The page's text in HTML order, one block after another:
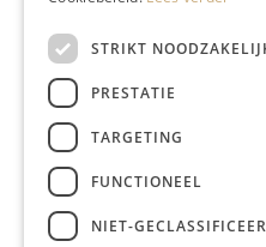
STRIKT
PRESTATIE
TARGETING
FUNCTIONEEL
NIET-